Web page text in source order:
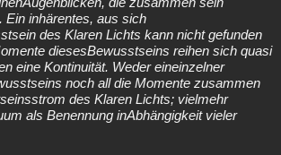
Ein inhärentes, aus sich
des Klaren Lichts kann nicht gefunden
diesesBewusstseins reihen sich quasi
eine Kontinuität. Weder eineinzelner
noch all die Momente zusammen
des Klaren Lichts; vielmehr
als Benennung inAbhängigkeit vieler